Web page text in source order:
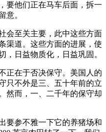
要他们正在马车后面，拆一
意。
至关主要，此中这些方面
渠道。这些方面的进展，使
，日益物质化，日益巩固。
在于否决保守。美国人的
只不外是三、五十年前的立
然而，一、二千年的保守却
参不雅一下它的养猪场和